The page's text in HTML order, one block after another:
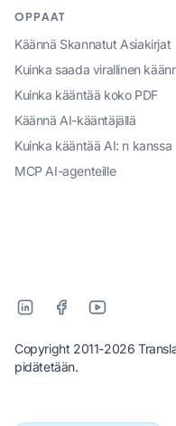
OPPAAT
Käännä Skannatut Asiakirjat
Kuinka saada virallinen
Kuinka kääntää koko PDF
Käännä AI-kääntäjällä
Kuinka kääntää AI: n kanssa
MCP AI-agenteille
Copyright 2011-2026
pidätetään.